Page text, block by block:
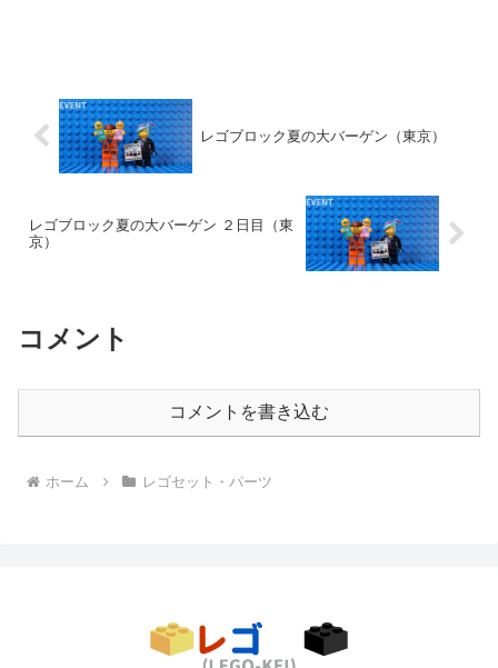
レゴブロック夏の大バーゲン（東京）
レゴブロック夏の大バーゲン ２日目（東
京）
コメント
コメントを書き込む
ホーム レゴセット・パーツ